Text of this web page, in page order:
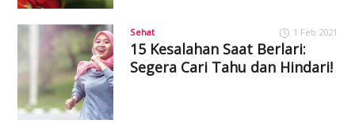
Sehat 1 Feb 2021
15 Kesalahan Saat Berlari:
Segera Cari Tahu dan Hindari!